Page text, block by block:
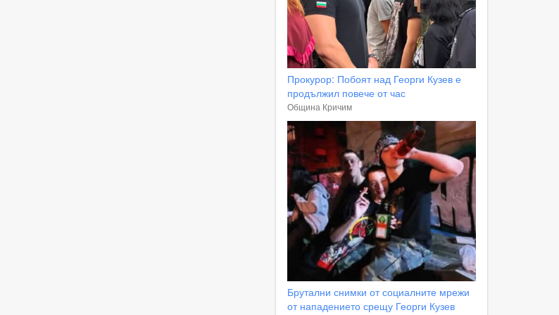
Прокурор: Побоят над Георги Кузев е
продължил повече от час
Община Кричим
Брутални снимки от социалните мрежи
от нападението срещу Георги Кузев